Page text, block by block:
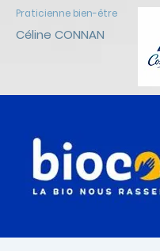
Céline CONNAN
Praticienne bien-être